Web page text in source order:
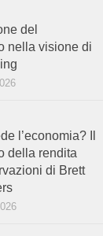
del
nella visione di
l’economia? Il
della rendita
di Brett